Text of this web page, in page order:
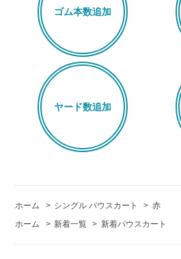
ゴム本数追加
ヤード数追加
ホーム > シングル パウスカート > 赤
ホーム
> 新着一覧 > 新着パウスカート